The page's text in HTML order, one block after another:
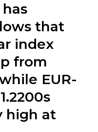
that
index
from
EUR-
high at